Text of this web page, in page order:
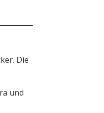
Die
und